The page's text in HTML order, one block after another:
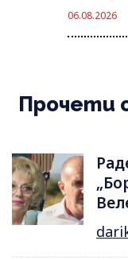
06.08.2026
Прочети